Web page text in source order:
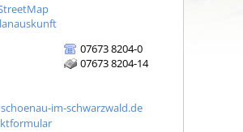
07673 8204-0
07673 8204-14
im-schwarzwald.de